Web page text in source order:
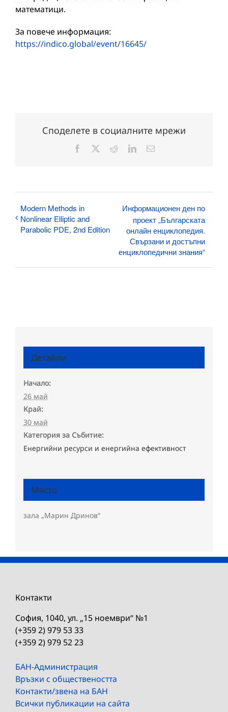
математици.
За повече информация:
https://indico.global/event/16645/
Споделете в социалните мрежи
Facebook RedditLinkedInЕлектронна
Modern Methods in
Nonlinear Elliptic and
Parabolic PDE, 2nd Edition
Информационен ден по
проект „Българската
онлайн енциклопедия.
Свързани и достъпни
енциклопедични знания“
Детайли
Начало:
26 май
Край:
30 май
Категория за Събитие:
Енергийни ресурси и енергийна ефективност
Място
зала „Марин Дринов“
Контакти
София, 1040, ул. „15 ноември“ №1
(+359 2) 979 53 33
(+359 2) 979 52 23
БАН-Администрация
Връзки с обществеността
Контакти/звена на БАН
Всички публикации на сайта